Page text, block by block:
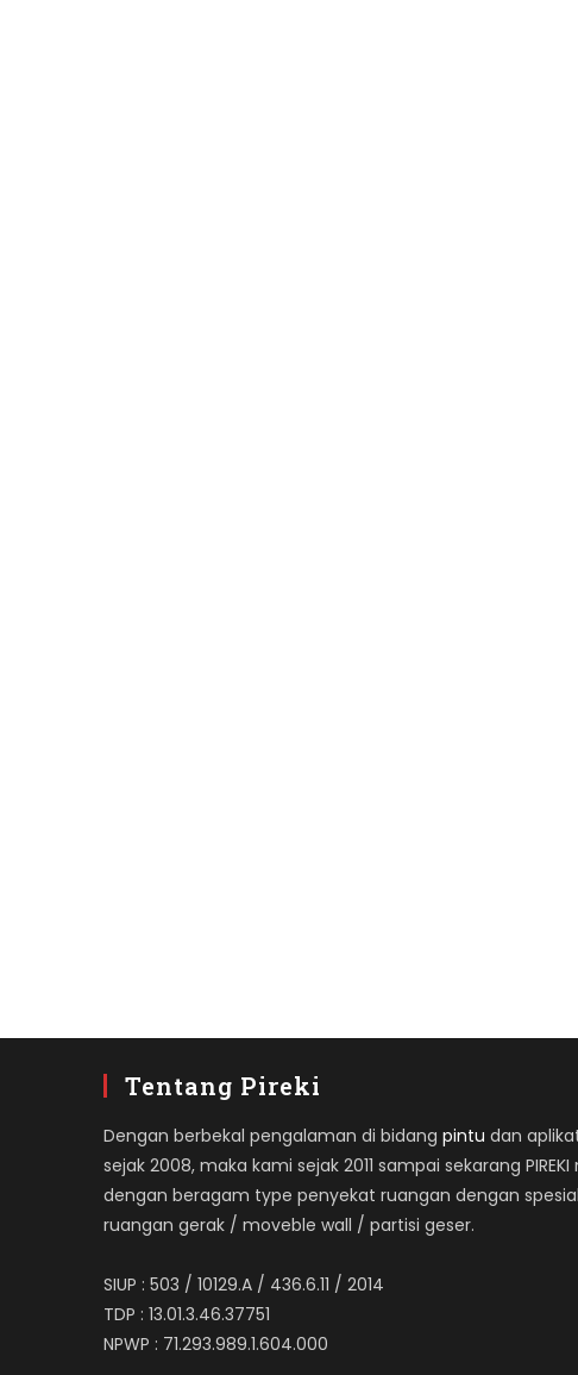
Tentang Pireki
Dengan berbekal pengalaman di bidang pintu dan
sejak 2008, maka kami sejak 2011 sampai sekarang
dengan beragam type penyekat ruangan dengan
ruangan gerak / moveble wall / partisi geser.
SIUP : 503 / 10129.A / 436.6.11 / 2014
TDP : 13.01.3.46.37751
NPWP : 71.293.989.1.604.000